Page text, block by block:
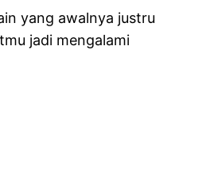
yang awalnya justru
jadi mengalami